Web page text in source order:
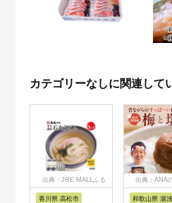
カテゴリーなしに関連して
出典：JRE MALLふる
さと納税
香川県 高松市
出典：ANA
和歌山県 湯